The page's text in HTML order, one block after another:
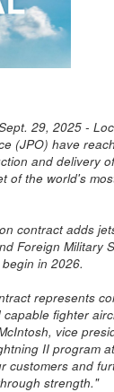
29, 2025 -
(JPO) have
and delivery
of the world's
contract adds
Foreign Military
in 2026.
represents
fighter
vice
II program
customers and
strength."